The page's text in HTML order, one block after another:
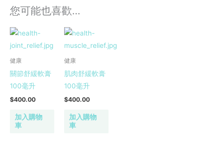
您可能也喜歡…
健康
關節舒緩軟膏
100毫升
$400.00
加入購物
車
健康
肌肉舒緩軟膏
100毫升
$400.00
加入購物
車